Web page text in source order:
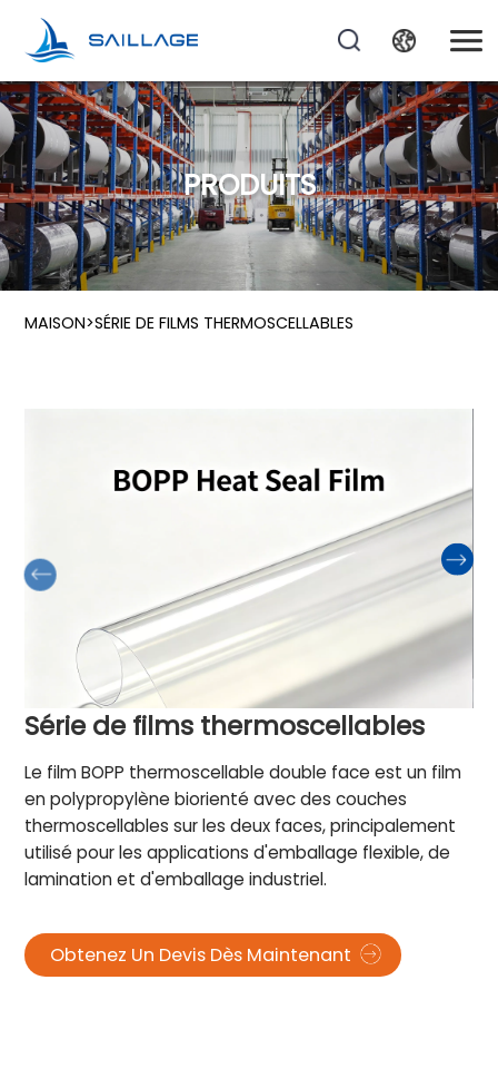
PRODUITS
MAISON>SÉRIE DE FILMS THERMOSCELLABLES
Série de films thermoscellables
Le film BOPP thermoscellable double face est un film
en polypropylène biorienté avec des couches
thermoscellables sur les deux faces, principalement
utilisé pour les applications d'emballage flexible, de
lamination et d'emballage industriel.
Obtenez Un Devis Dès Maintenant